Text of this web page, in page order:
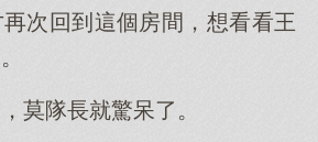
次回到這個房間，想看看王
莫隊長就驚呆了。